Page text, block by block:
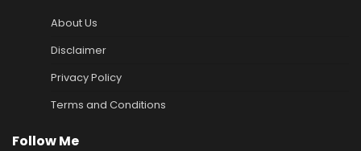
About Us
Disclaimer
Privacy Policy
Terms and Conditions
Follow Me